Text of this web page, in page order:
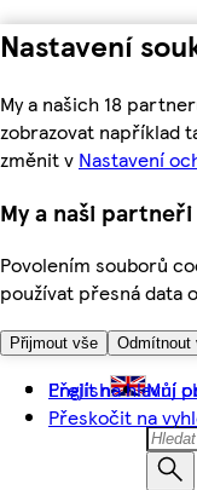
Nastavení
My a našich 18
zobrazovat například
změnit v Nastavení
My a naši
Povolením souborů
používat přesná data
Přijmout vše Odmítnout
Přejít na hlavní
Přeskočit na
English Můj